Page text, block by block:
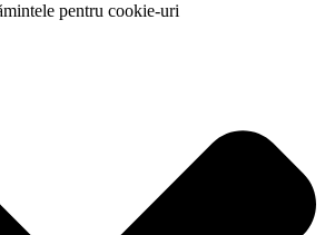
pentru cookie-uri